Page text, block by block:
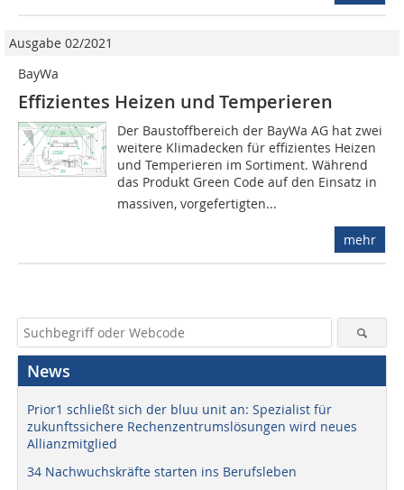
Ausgabe 02/2021
BayWa
Effizientes Heizen und Temperieren
Der Baustoffbereich der BayWa AG hat zwei
weitere Klimadecken für effizientes Heizen
und Temperieren im Sortiment. Während
das Produkt Green Code auf den Einsatz in
massiven, vorgefertigten...
mehr
News
Prior1 schließt sich der bluu unit an: Spezialist für
zukunftssichere Rechenzentrumslösungen wird neues
Allianzmitglied
34 Nachwuchskräfte starten ins Berufsleben